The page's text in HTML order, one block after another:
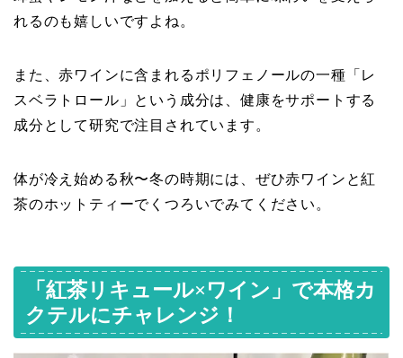
れるのも嬉しいですよね。
また、赤ワインに含まれるポリフェノールの一種「レ
スベラトロール」という成分は、健康をサポートする
成分として研究で注目されています。
体が冷え始める秋〜冬の時期には、ぜひ赤ワインと紅
茶のホットティーでくつろいでみてください。
「紅茶リキュール×ワイン」で本格カ
クテルにチャレンジ！